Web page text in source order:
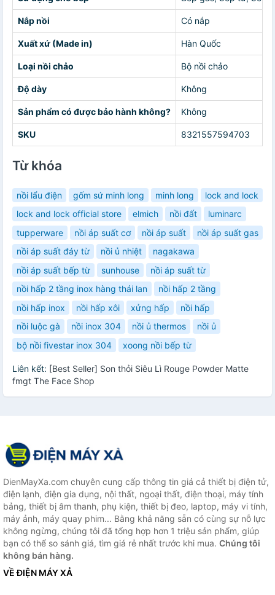
Nắp nồi Có nắp
Xuất xứ (Made in) Hàn Quốc
Loại nồi chảo Bộ nồi chảo
Độ dày Không
Sản phẩm có được bảo hành không? Không
SKU 8321557594703
Từ khóa
nồi lẩu điện gốm sứ minh long minh long
lock and lock
lock and lock official store
elmich nồi đất
luminarc
tupperware
nồi áp suất cơ nồi áp suất
nồi áp suất gas
nồi áp suất đáy từ
nồi ủ nhiệt
nagakawa
nồi áp suất bếp từ
sunhouse
nồi áp suất từ
nồi hấp 2 tầng inox hàng thái lan
nồi hấp 2 tầng
nồi hấp inox
nồi hấp xôi xửng hấp
nồi hấp
nồi luộc gà
nồi inox 304 nồi ủ thermos
nồi ủ
bộ nồi fivestar inox 304
xoong nồi bếp từ
Liên kết: [Best Seller] Son thỏi Siêu Lì Rouge Powder Matte
fmgt The Face Shop
DienMayXa.com chuyên cung cấp thông tin giá cả thiết bị điện tử,
điện lạnh, điện gia dụng, nội thất, ngoại thất, điện thoại, máy tính
bảng, thiết bị âm thanh, phụ kiện, thiết bị đeo, laptop, máy vi tính,
máy ảnh, máy quay phim... Bằng khả năng sẵn có cùng sự nỗ lực
không ngừng, chúng tôi đã tổng hợp hơn 1 triệu sản phẩm, giúp
bạn có thể so sánh giá, tìm giá rẻ nhất trước khi mua. Chúng tôi
không bán hàng.
VỀ ĐIỆN MÁY XẢ